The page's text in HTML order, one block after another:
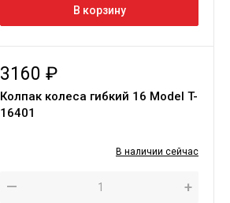
В корзину
3160 ₽
Колпак колеса гибкий 16 Model T-
16401
В наличии сейчас
— +